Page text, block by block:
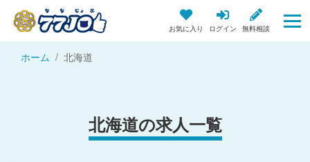
お気に入り ログイン 無料相談
ホーム 北海道
北海道の求人一覧